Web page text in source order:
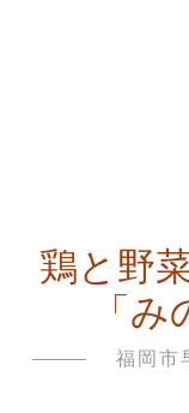
鶏と野
「
福岡市